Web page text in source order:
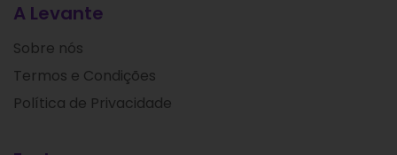
A Levante
Sobre nós
Termos e Condições
Política de Privacidade